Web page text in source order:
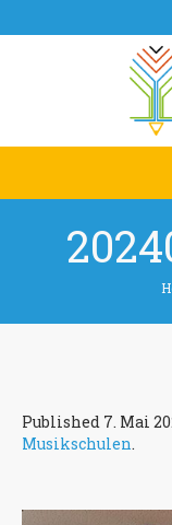
Published 7. Mai
Musikschulen.